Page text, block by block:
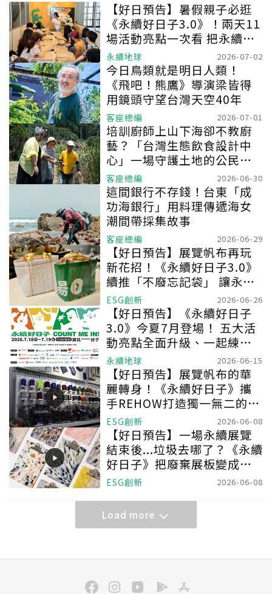
【好日預告】暑假親子必逛
《永續好日子3.0》！兩天11
場活動亮點一次看 把永續變
有趣
永續地球 2026-07-02
今日鳥類就是明日人類！
《飛吧！熊鷹》導演梁皆得
用鏡頭守望台灣天空40年
客座總編 2026-07-01
培訓廚師上山下海卻不教廚
藝？「台灣生態飲食設計中
心」一場守護土地的公民運
動
客座總編 2026-06-30
這間銀行不存錢！台東「成
功海銀行」用料理傳遞海女
潮間帶採集故事
客座總編 2026-06-29
【好日預告】展覽帆布再玩
新花招！《永續好日子3.0》
續推「不廢忘記袋」 讓永續
增添驚喜與期待
ESG創新 2026-06-26
【好日預告】《永續好日子
3.0》今夏7月登場！ 五大活
動亮點全面升級、一起練習
「生活的韌性」
永續地球 2026-06-15
【好日預告】展覽帆布的華
麗轉身！《永續好日子》攜
手REHOW打造獨一無二的
「撞色不廢不廢包」
ESG創新 2026-06-08
【好日預告】一場永續展覽
結束後...垃圾去哪了？《永續
好日子》把廢棄展板變成
「塑不啦嘰板夾」
ESG創新 2026-06-08
Load more